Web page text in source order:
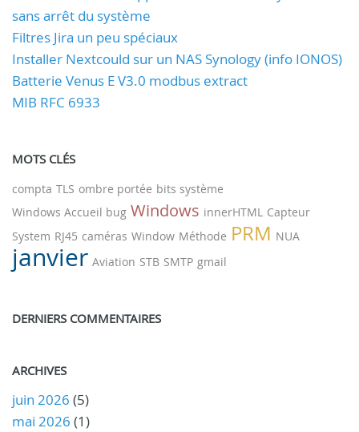
sans arrêt du système
Filtres Jira un peu spéciaux
Installer Nextcould sur un NAS Synology (info IONOS)
Batterie Venus E V3.0 modbus extract
MIB RFC 6933
MOTS CLÉS
compta TLS ombre portée bits système
Windows Accueil bug Windows innerHTML Capteur
System RJ45 caméras Window Méthode PRM NUA
janvier Aviation STB SMTP gmail
DERNIERS COMMENTAIRES
ARCHIVES
juin 2026 (5)
mai 2026 (1)